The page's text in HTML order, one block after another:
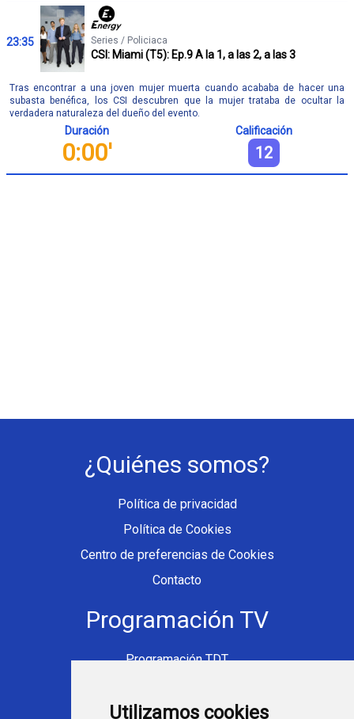
Utilizamos cookies
23:35 Series / Policiaca
CSI: Miami (T5): Ep.9 A la 1, a las 2, a las 3
Tras encontrar a una joven mujer muerta cuando acababa de hacer una
subasta benéfica, los CSI descubren que la mujer trataba de ocultar la
verdadera naturaleza del dueño del evento.
Duración
0:00'
Calificación
12
¿Quiénes somos?
Política de privacidad
Política de Cookies
Centro de preferencias de Cookies
Contacto
Programación TV
Programación TDT
Ver TV Online